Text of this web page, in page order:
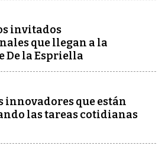
invitados
que llegan a la
De la Espriella
innovadores que están
las tareas cotidianas